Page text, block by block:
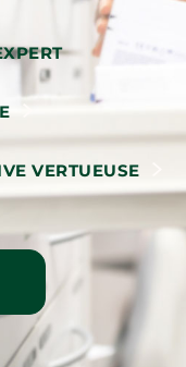
VERTUEUSE